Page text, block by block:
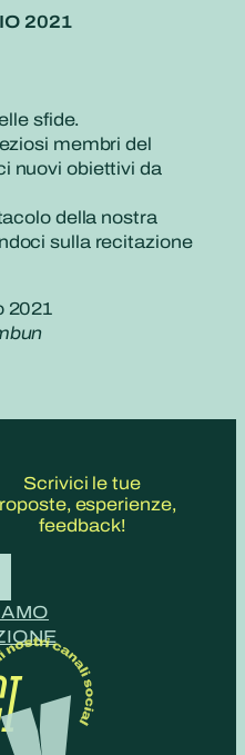
2021
sfide.
membri del
nuovi obiettivi da
della nostra
sulla recitazione
2021
Scrivici le tue
esperienze,
feedback!